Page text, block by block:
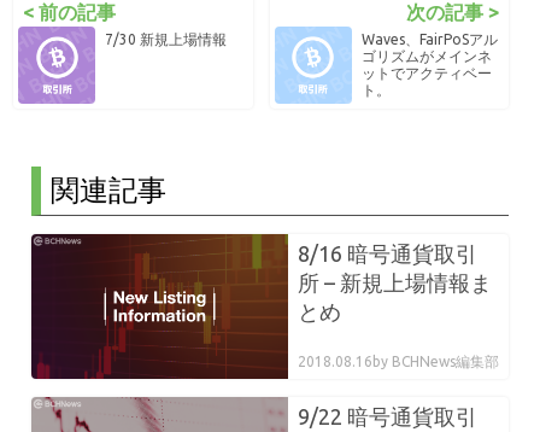
< 前の記事
7/30 新規上場情報
次の記事 >
Waves、FairPoSアル
ゴリズムがメインネ
ットでアクティベー
ト。
関連記事
8/16 暗号通貨取引
所 – 新規上場情報ま
とめ
2018.08.16 by BCHNews編集部
9/22 暗号通貨取引